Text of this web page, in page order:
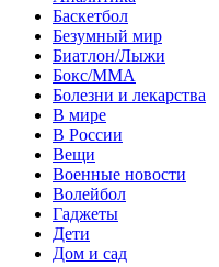
Баскетбол
Безумный мир
Биатлон/Лыжи
Бокс/MMA
Болезни и лекарства
В мире
В России
Вещи
Военные новости
Волейбол
Гаджеты
Дети
Дом и сад